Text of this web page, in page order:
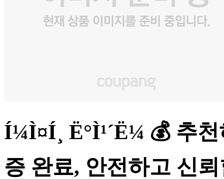
Í¼Ì¤Í¸ Ë°Ì¹´Ë¼ 💰
증 완료, 안전하고 신